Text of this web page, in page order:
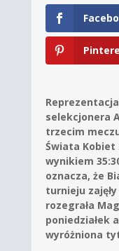
selekcjonera
trzecim
Świata Kobiet
wynikiem
oznacza, że
turnieju
rozegrała
poniedziałek
wyróżniona